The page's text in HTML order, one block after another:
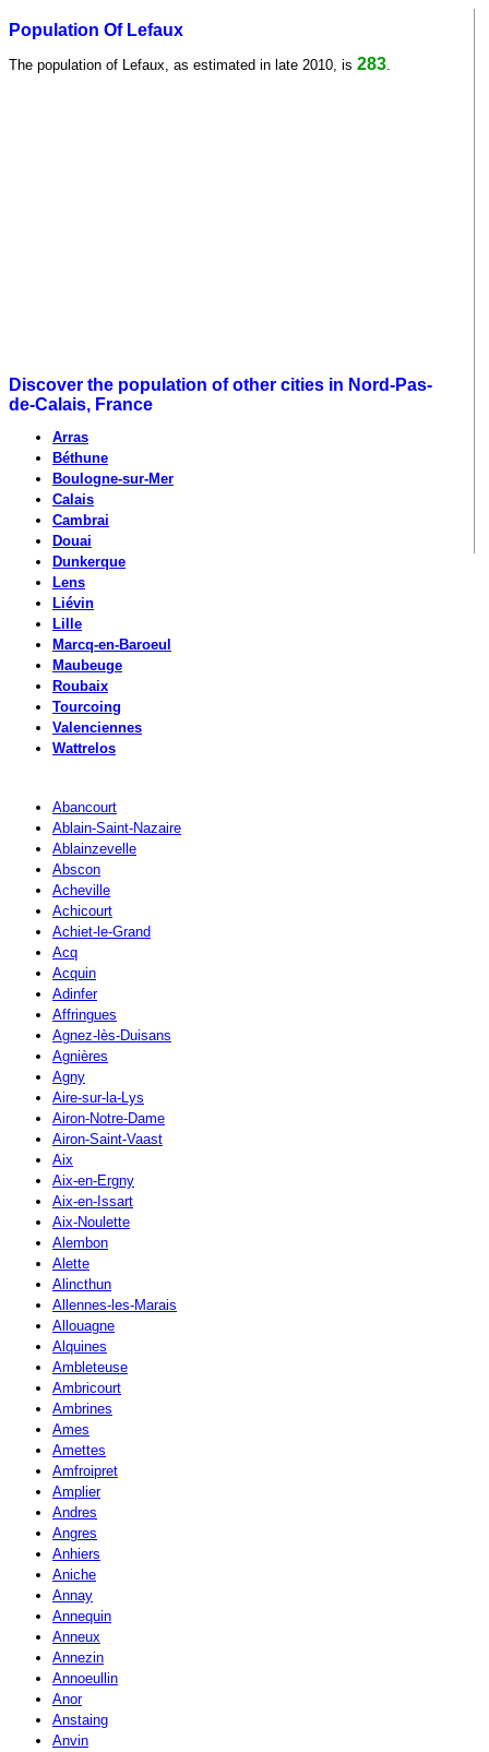
Population Of Lefaux
The population of Lefaux, as estimated in late 2010, is 283
Discover the population of other cities in Nord-Pas-
de-Calais, France
Arras
Béthune
Boulogne-sur-Mer
Calais
Cambrai
Douai
Dunkerque
Lens
Liévin
Lille
Marcq-en-Baroeul
Maubeuge
Roubaix
Tourcoing
Valenciennes
Wattrelos
Abancourt
Ablain-Saint-Nazaire
Ablainzevelle
Abscon
Acheville
Achicourt
Achiet-le-Grand
Acq
Acquin
Adinfer
Affringues
Agnez-lès-Duisans
Agnières
Agny
Aire-sur-la-Lys
Airon-Notre-Dame
Airon-Saint-Vaast
Aix
Aix-en-Ergny
Aix-en-Issart
Aix-Noulette
Alembon
Alette
Alincthun
Allennes-les-Marais
Allouagne
Alquines
Ambleteuse
Ambricourt
Ambrines
Ames
Amettes
Amfroipret
Amplier
Andres
Angres
Anhiers
Aniche
Annay
Annequin
Anneux
Annezin
Annoeullin
Anor
Anstaing
Anvin